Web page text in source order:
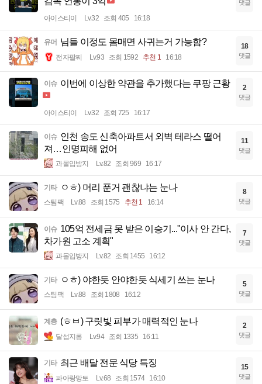
아이스티이 Lv.32 조회 405 16:18
댓글
유머 님들 이정도 몸매면 사귀는거 가능함?
전자팔찌 Lv.93 조회 1592 추천 1 16:18
18
댓글
이슈 이번에 이상한 약관을 추가했다는 쿠팡 근황
아이스티이 Lv.32 조회 725 16:17
2
댓글
이슈 인천 송도 신축아파트서 외벽 테라스 떨어
져…인명피해 없어
과몰입방지 Lv.82 조회 969 16:17
11
댓글
기타 ㅇㅎ) 머리 푼거 괜찮냐는 눈나
스팀팩 Lv.88 조회 1575 추천 1 16:14
8
댓글
이슈 105억 전세금 못 받은 이승기..."이사 안 간다,
차가원 고소 계획"
과몰입방지 Lv.82 조회 1455 16:12
7
댓글
기타 ㅇㅎ) 야한듯 안야한듯 식세기 쓰는 눈나
스팀팩 Lv.88 조회 1808 16:12
5
댓글
계층 (ㅎㅂ) 구릿빛 피부가 매력적인 눈나
달섭지롱 Lv.94 조회 1335 16:11
2
댓글
기타 최근 배달 전문 식당 특징
파아랑망토 Lv.68 조회 1574 16:10
15
댓글